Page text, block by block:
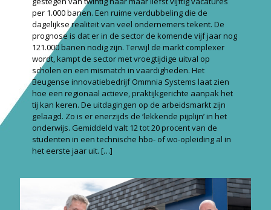
per 1.000 banen. Een ruime verdubbeling die de
dagelijkse realiteit van veel ondernemers tekent. De
prognose is dat er in de sector de komende vijf jaar nog
121.000 banen nodig zijn. Terwijl de markt complexer
wordt, kampt de sector met vroegtijdige uitval op
scholen en een mismatch in vaardigheden. Het
Beugense innovatiebedrijf Ommnia Systems laat zien
hoe een regionaal actieve, praktijkgerichte aanpak het
tij kan keren. De uitdagingen op de arbeidsmarkt zijn
gelaagd. Zo is er enerzijds de ‘lekkende pijplijn’ in het
onderwijs. Gemiddeld valt 12 tot 20 procent van de
studenten in een technische hbo- of wo-opleiding al in
het eerste jaar uit. […]